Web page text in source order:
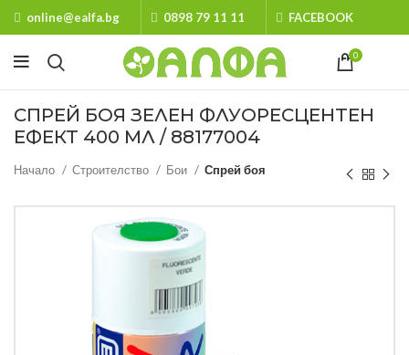
online@ealfa.bg 0898 79 11 11 FACEBOOK
0
СПРЕЙ БОЯ ЗЕЛЕН ФЛУОРЕСЦЕНТЕН
ЕФЕКТ 400 МЛ / 88177004
Начало Строителство Бои Спрей боя